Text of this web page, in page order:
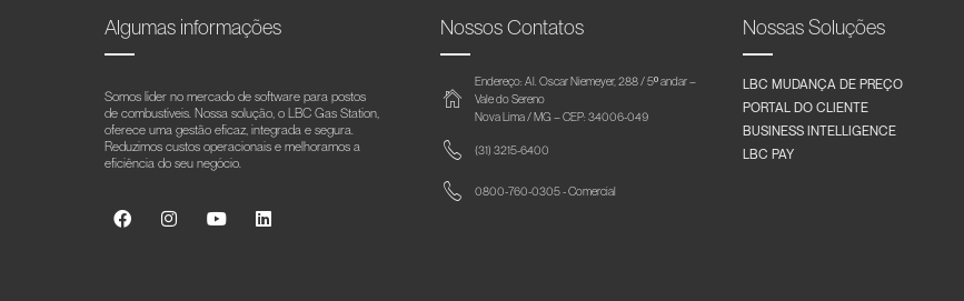
Algumas informações
Somos líder no mercado de software para postos
de combustíveis. Nossa solução, o LBC Gas Station,
oferece uma gestão eficaz, integrada e segura.
Reduzimos custos operacionais e melhoramos a
eficiência do seu negócio.
Nossos Contatos
Endereço: Al. Oscar Niemeyer, 288 / 5º andar –
Vale do Sereno
Nova Lima / MG – CEP: 34006-049
(31) 3215-6400
0800-760-0305 - Comercial
Nossas Soluções
LBC MUDANÇA DE PREÇO
PORTAL DO CLIENTE
BUSINESS INTELLIGENCE
LBC PAY